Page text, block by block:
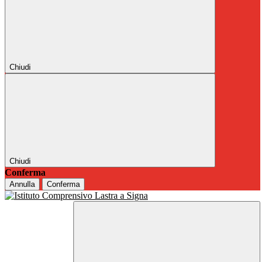
Chiudi
Chiudi
Conferma
Annulla Conferma